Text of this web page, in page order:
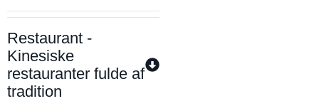
Restaurant -
Kinesiske
restauranter fulde af
tradition